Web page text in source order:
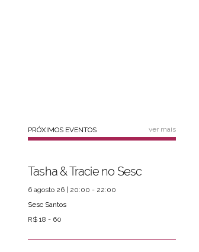
PRÓXIMOS EVENTOS ver mais
Tasha & Tracie no Sesc
6 agosto 26 | 20:00 - 22:00
Sesc Santos
R$ 18 - 60